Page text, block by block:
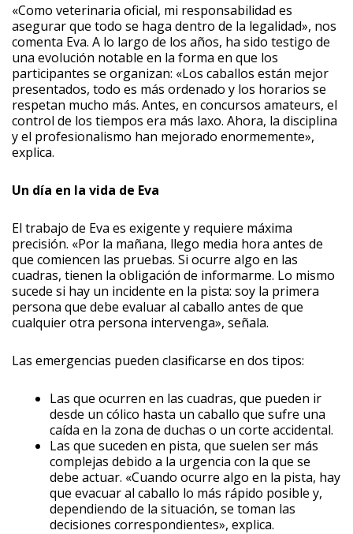
«Como veterinaria oficial, mi responsabilidad es
asegurar que todo se haga dentro de la legalidad», nos
comenta Eva. A lo largo de los años, ha sido testigo de
una evolución notable en la forma en que los
participantes se organizan: «Los caballos están mejor
presentados, todo es más ordenado y los horarios se
respetan mucho más. Antes, en concursos amateurs, el
control de los tiempos era más laxo. Ahora, la disciplina
y el profesionalismo han mejorado enormemente»,
explica.
Un día en la vida de Eva
El trabajo de Eva es exigente y requiere máxima
precisión. «Por la mañana, llego media hora antes de
que comiencen las pruebas. Si ocurre algo en las
cuadras, tienen la obligación de informarme. Lo mismo
sucede si hay un incidente en la pista: soy la primera
persona que debe evaluar al caballo antes de que
cualquier otra persona intervenga», señala.
Las emergencias pueden clasificarse en dos tipos:
Las que ocurren en las cuadras, que pueden ir
desde un cólico hasta un caballo que sufre una
caída en la zona de duchas o un corte accidental.
Las que suceden en pista, que suelen ser más
complejas debido a la urgencia con la que se
debe actuar. «Cuando ocurre algo en la pista, hay
que evacuar al caballo lo más rápido posible y,
dependiendo de la situación, se toman las
decisiones correspondientes», explica.